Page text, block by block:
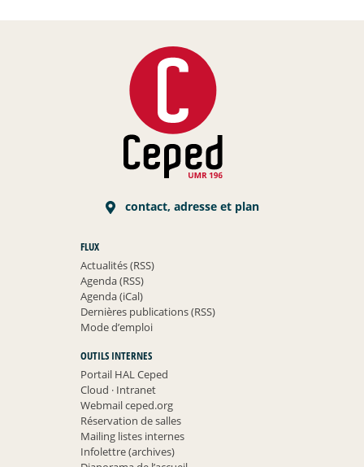
contact, adresse et plan
FLUX
Actualités (RSS)
Agenda (RSS)
Agenda (iCal)
Dernières publications (RSS)
Mode d’emploi
OUTILS INTERNES
Portail HAL Ceped
Cloud ·Intranet
Webmail ceped.org
Réservation de salles
Mailing listes internes
Infolettre (archives)